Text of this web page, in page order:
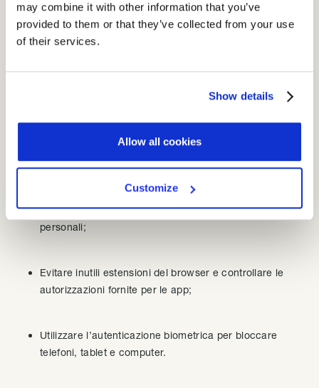
may combine it with other information that you’ve
provided to them or that they’ve collected from your use
of their services.
Show details
Allow all cookies
Customize
Kapersky oltre ad evidenziare il problema e offrire la
soluzione, propone una sorta di vademecum di buone pratiche
da seguire per evitare di fornire involontariamente i propri dati
per conservare le password e i documenti sensibili;
Utilizzare la navigazione in modalità privata;
Creare una mail e utilizzare una SIM apposita per lo
shopping online per evitare la condivisione dei dati
personali;
Evitare inutili estensioni del browser e controllare le
autorizzazioni fornite per le app;
Utilizzare l’autenticazione biometrica per bloccare
telefoni, tablet e computer.